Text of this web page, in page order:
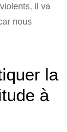
il va
nous
la
à